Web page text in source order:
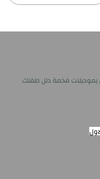
بموديلات فخمة دلل طفلك